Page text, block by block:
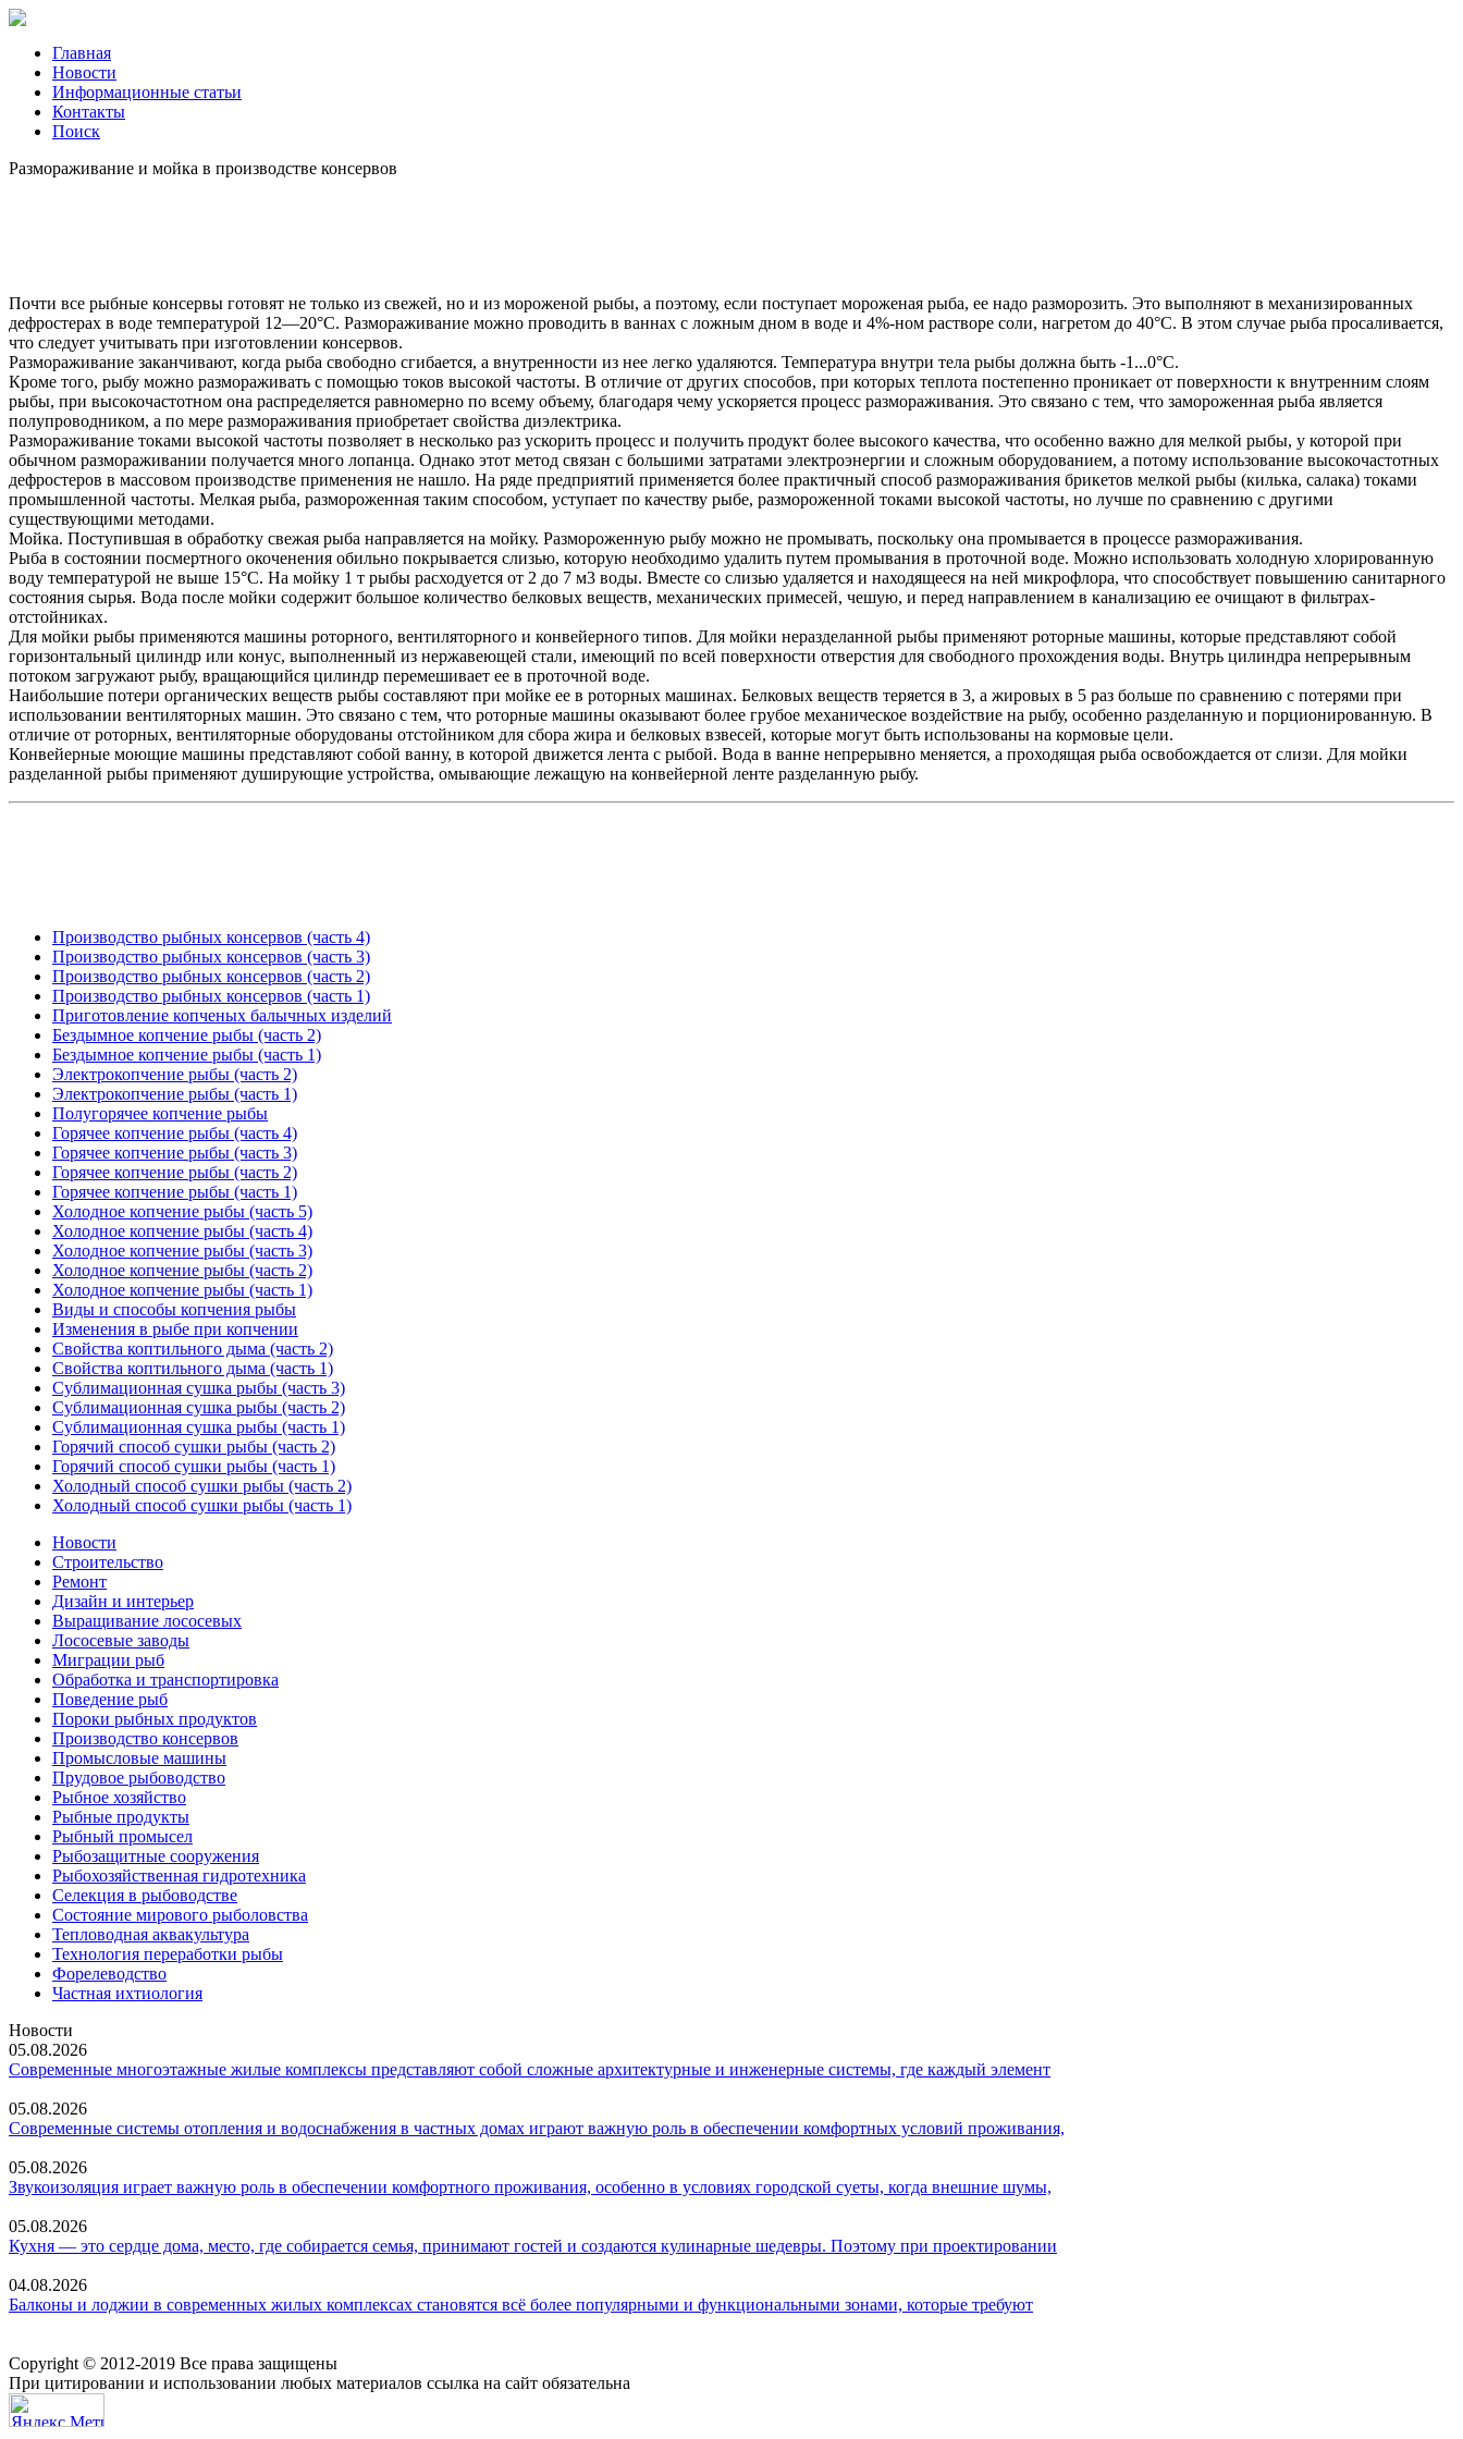
Главная
Новости
Информационные статьи
Контакты
Поиск
Размораживание и мойка в производстве консервов
Почти все рыбные консервы готовят не только из свежей, но и из мороженой рыбы, а поэтому, если поступает мороженая рыба, ее надо разморозить. Это выполняют в механизированных
дефростерах в воде температурой 12—20°С. Размораживание можно проводить в ваннах с ложным дном в воде и 4%-ном растворе соли, нагретом до 40°С. В этом случае рыба просаливается,
что следует учитывать при изготовлении консервов.
Размораживание заканчивают, когда рыба свободно сгибается, а внутренности из нее легко удаляются. Температура внутри тела рыбы должна быть -1...0°С.
Кроме того, рыбу можно размораживать с помощью токов высокой частоты. В отличие от других способов, при которых теплота постепенно проникает от поверхности к внутренним слоям
рыбы, при высокочастотном она распределяется равномерно по всему объему, благодаря чему ускоряется процесс размораживания. Это связано с тем, что замороженная рыба является
полупроводником, а по мере размораживания приобретает свойства диэлектрика.
Размораживание токами высокой частоты позволяет в несколько раз ускорить процесс и получить продукт более высокого качества, что особенно важно для мелкой рыбы, у которой при
обычном размораживании получается много лопанца. Однако этот метод связан с большими затратами электроэнергии и сложным оборудованием, а потому использование высокочастотных
дефростеров в массовом производстве применения не нашло. На ряде предприятий применяется более практичный способ размораживания брикетов мелкой рыбы (килька, салака) токами
промышленной частоты. Мелкая рыба, размороженная таким способом, уступает по качеству рыбе, размороженной токами высокой частоты, но лучше по сравнению с другими
существующими методами.
Мойка. Поступившая в обработку свежая рыба направляется на мойку. Размороженную рыбу можно не промывать, поскольку она промывается в процессе размораживания.
Рыба в состоянии посмертного окоченения обильно покрывается слизью, которую необходимо удалить путем промывания в проточной воде. Можно использовать холодную хлорированную
воду температурой не выше 15°С. На мойку 1 т рыбы расходуется от 2 до 7 м3 воды. Вместе со слизью удаляется и находящееся на ней микрофлора, что способствует повышению санитарного
состояния сырья. Вода после мойки содержит большое количество белковых веществ, механических примесей, чешую, и перед направлением в канализацию ее очищают в фильтрах-
отстойниках.
Для мойки рыбы применяются машины роторного, вентиляторного и конвейерного типов. Для мойки неразделанной рыбы применяют роторные машины, которые представляют собой
горизонтальный цилиндр или конус, выполненный из нержавеющей стали, имеющий по всей поверхности отверстия для свободного прохождения воды. Внутрь цилиндра непрерывным
потоком загружают рыбу, вращающийся цилиндр перемешивает ее в проточной воде.
Наибольшие потери органических веществ рыбы составляют при мойке ее в роторных машинах. Белковых веществ теряется в 3, а жировых в 5 раз больше по сравнению с потерями при
использовании вентиляторных машин. Это связано с тем, что роторные машины оказывают более грубое механическое воздействие на рыбу, особенно разделанную и порционированную. В
отличие от роторных, вентиляторные оборудованы отстойником для сбора жира и белковых взвесей, которые могут быть использованы на кормовые цели.
Конвейерные моющие машины представляют собой ванну, в которой движется лента с рыбой. Вода в ванне непрерывно меняется, а проходящая рыба освобождается от слизи. Для мойки
разделанной рыбы применяют душирующие устройства, омывающие лежащую на конвейерной ленте разделанную рыбу.
Производство рыбных консервов (часть 4)
Производство рыбных консервов (часть 3)
Производство рыбных консервов (часть 2)
Производство рыбных консервов (часть 1)
Приготовление копченых балычных изделий
Бездымное копчение рыбы (часть 2)
Бездымное копчение рыбы (часть 1)
Электрокопчение рыбы (часть 2)
Электрокопчение рыбы (часть 1)
Полугорячее копчение рыбы
Горячее копчение рыбы (часть 4)
Горячее копчение рыбы (часть 3)
Горячее копчение рыбы (часть 2)
Горячее копчение рыбы (часть 1)
Холодное копчение рыбы (часть 5)
Холодное копчение рыбы (часть 4)
Холодное копчение рыбы (часть 3)
Холодное копчение рыбы (часть 2)
Холодное копчение рыбы (часть 1)
Виды и способы копчения рыбы
Изменения в рыбе при копчении
Свойства коптильного дыма (часть 2)
Свойства коптильного дыма (часть 1)
Сублимационная сушка рыбы (часть 3)
Сублимационная сушка рыбы (часть 2)
Сублимационная сушка рыбы (часть 1)
Горячий способ сушки рыбы (часть 2)
Горячий способ сушки рыбы (часть 1)
Холодный способ сушки рыбы (часть 2)
Холодный способ сушки рыбы (часть 1)
Новости
Строительство
Ремонт
Дизайн и интерьер
Выращивание лососевых
Лососевые заводы
Миграции рыб
Обработка и транспортировка
Поведение рыб
Пороки рыбных продуктов
Производство консервов
Промысловые машины
Прудовое рыбоводство
Рыбное хозяйство
Рыбные продукты
Рыбный промысел
Рыбозащитные сооружения
Рыбохозяйственная гидротехника
Селекция в рыбоводстве
Состояние мирового рыболовства
Тепловодная аквакультура
Технология переработки рыбы
Форелеводство
Частная ихтиология
Новости
05.08.2026
Современные многоэтажные жилые комплексы представляют собой сложные архитектурные и инженерные системы, где каждый элемент
05.08.2026
Современные системы отопления и водоснабжения в частных домах играют важную роль в обеспечении комфортных условий проживания,
05.08.2026
Звукоизоляция играет важную роль в обеспечении комфортного проживания, особенно в условиях городской суеты, когда внешние шумы,
05.08.2026
Кухня — это сердце дома, место, где собирается семья, принимают гостей и создаются кулинарные шедевры. Поэтому при проектировании
04.08.2026
Балконы и лоджии в современных жилых комплексах становятся всё более популярными и функциональными зонами, которые требуют
Copyright © 2012-2019 Все права защищены
При цитировании и использовании любых материалов ссылка на сайт обязательна